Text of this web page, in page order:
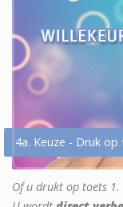
4a. Keuze - Druk
Of u drukt op toets 1.